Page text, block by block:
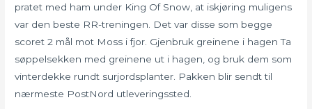
pratet med ham under King Of Snow, at iskjøring muligens
var den beste RR-treningen. Det var disse som begge
scoret 2 mål mot Moss i fjor. Gjenbruk greinene i hagen Ta
søppelsekken med greinene ut i hagen, og bruk dem som
vinterdekke rundt surjordsplanter. Pakken blir sendt til
nærmeste PostNord utleveringssted.